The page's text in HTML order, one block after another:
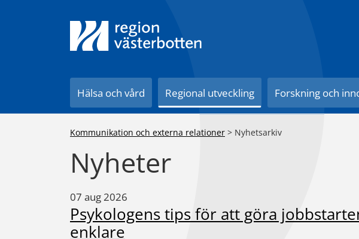
Hälsa och vård Regional utveckling Forskning och
Kommunikation och externa relationer > Nyhetsarkiv
Nyheter
07 aug 2026
Psykologens tips för att göra
enklare